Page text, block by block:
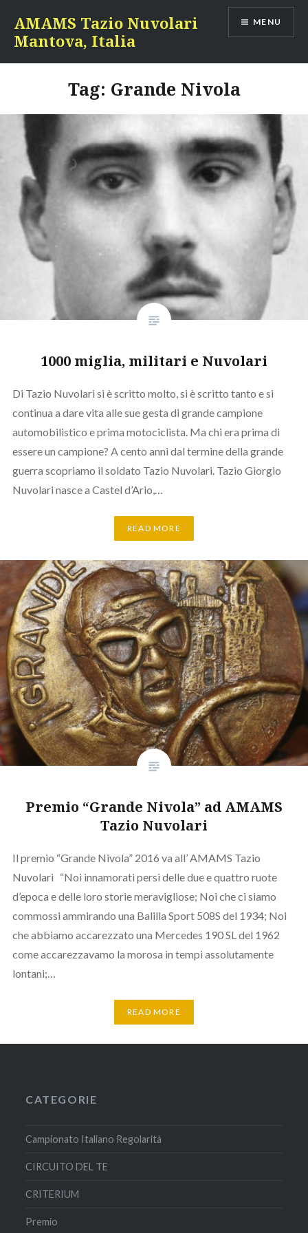
content
AMAMS Tazio Nuvolari
Mantova, Italia
MENU
Tag: Grande Nivola
1000 miglia, militari e Nuvolari
Di Tazio Nuvolari si è scritto molto, si è scritto tanto e si
continua a dare vita alle sue gesta di grande campione
automobilistico e prima motociclista. Ma chi era prima di
essere un campione? A cento anni dal termine della grande
guerra scopriamo il soldato Tazio Nuvolari. Tazio Giorgio
Nuvolari nasce a Castel d’Ario,…
READ MORE
Premio “Grande Nivola” ad AMAMS
Tazio Nuvolari
Il premio “Grande Nivola” 2016 va all’ AMAMS Tazio
Nuvolari “Noi innamorati persi delle due e quattro ruote
d’epoca e delle loro storie meravigliose; Noi che ci siamo
commossi ammirando una Balilla Sport 508S del 1934; Noi
che abbiamo accarezzato una Mercedes 190 SL del 1962
come accarezzavamo la morosa in tempi assolutamente
lontani;…
READ MORE
CATEGORIE
Campionato Italiano Regolarità
CIRCUITO DEL TE
CRITERIUM
Premio